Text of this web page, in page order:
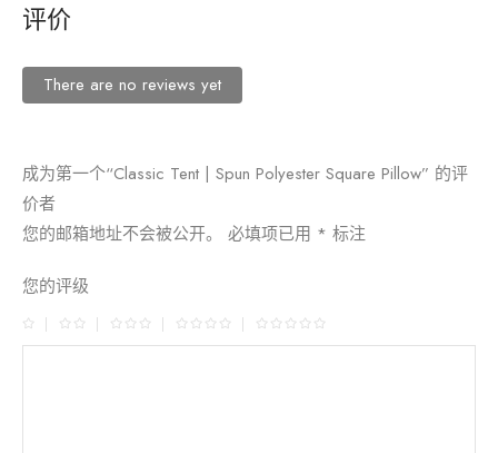
评价
There are no reviews yet
成为第一个“Classic Tent | Spun Polyester Square Pillow” 的评
价者
您的邮箱地址不会被公开。
必填项已用 * 标注
您的评级